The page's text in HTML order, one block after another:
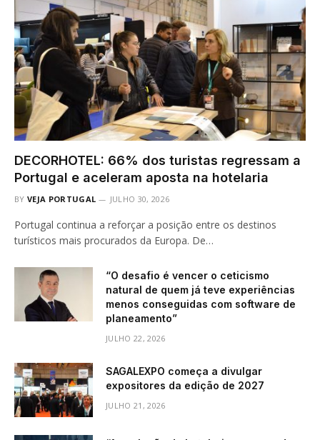
DECORHOTEL: 66% dos turistas regressam a
Portugal e aceleram aposta na hotelaria
BY VEJA PORTUGAL JULHO 30, 2026
Portugal continua a reforçar a posição entre os destinos
turísticos mais procurados da Europa. De…
“O desafio é vencer o ceticismo
natural de quem já teve experiências
menos conseguidas com software de
planeamento”
JULHO 22, 2026
SAGALEXPO começa a divulgar
expositores da edição de 2027
JULHO 21, 2026